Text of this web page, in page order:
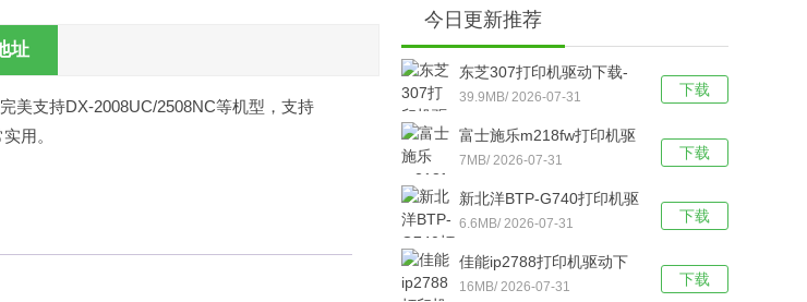
址
美支持DX-2008UC/2508NC等机型，支持
用。
方最新版下载
今日更新推荐
下载
东芝307打印机驱动下载-
东芝307打印机驱动电脑版
下载
39.9MB/ 2026-07-31
下载
富士施乐m218fw打印机驱
动下载-富士施乐m218fw打
印机驱动官方版下载
7MB/ 2026-07-31
下载
新北洋BTP-G740打印机驱
动下载-新北洋BTP-G740
打印机驱动 v2.2.2.0官方版
6.6MB/ 2026-07-31
下载
佳能ip2788打印机驱动下
载-佳能ip2788打印机驱动
16MB/ 2026-07-31